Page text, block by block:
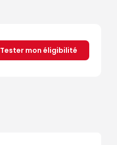
Tester mon éligibilité